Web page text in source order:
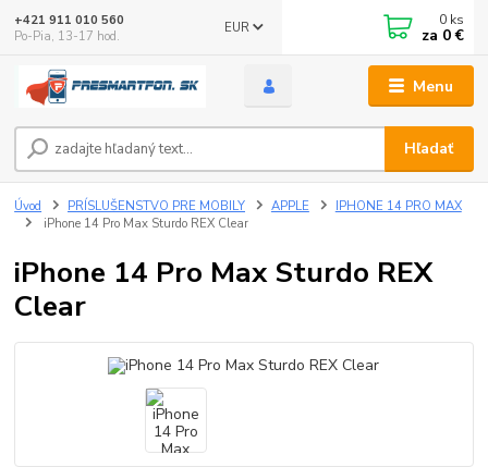
Menu
EUR
Hľadať
+421 911 010 560
Po-Pia, 13-17 hod.
0 ks
za 0 €
Úvod PRÍSLUŠENSTVO PRE MOBILY APPLE
IPHONE 14 PRO MAX
iPhone 14 Pro Max Sturdo REX Clear
iPhone 14 Pro Max Sturdo REX
Clear